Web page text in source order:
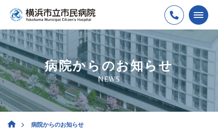
病院からのお知らせ
NEWS
病院からのお知らせ